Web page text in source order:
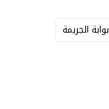
بوابة الجريمة